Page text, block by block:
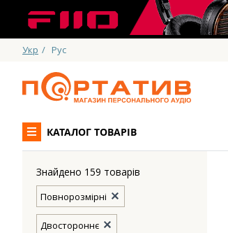
Укр / Рус
КАТАЛОГ ТОВАРІВ
Знайдено 159 товарів
Повнорозмірні
Двостороннє